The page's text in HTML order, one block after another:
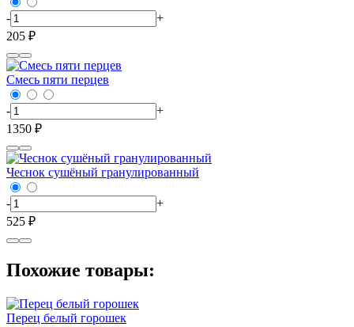
-
+
205 ₽
Смесь пяти перцев
-
+
1350 ₽
Чеснок сушёный гранулированный
-
+
525 ₽
Похожие товары:
Перец белый горошек